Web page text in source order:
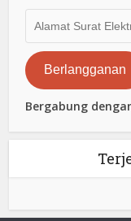
Surat
Elektronik
Berlangganan
Bergabung